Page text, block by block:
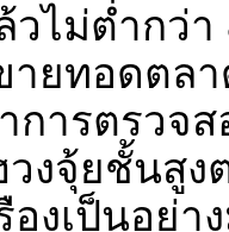
วไม่ต่ำกว่
ยทอดตล
การตรวจ
งจุ้ยชั้นสู
องเป็นอย่